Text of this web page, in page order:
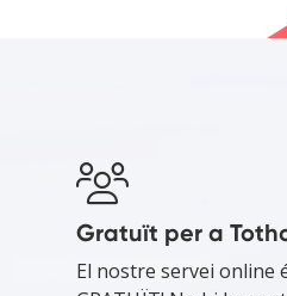
Gratuït per a
El nostre servei online